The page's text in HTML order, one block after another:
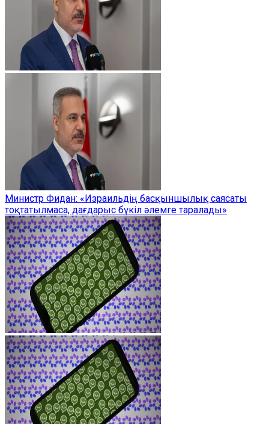
Министр Фидан: «Израильдің басқыншылық саясаты
тоқтатылмаса, дағдарыс бүкіл әлемге таралады»